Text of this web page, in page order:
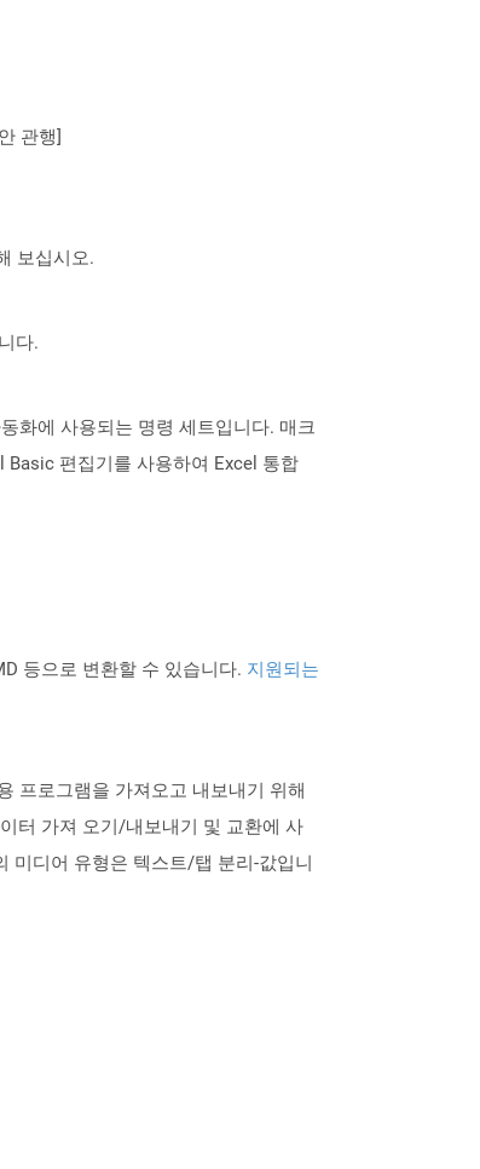
관행]
보십시오.
다.
화에 사용되는 명령 세트입니다. 매크
편집기를 사용하여 Excel 통합
등으로 변환할 수 있습니다. 지원되는
프로그램을 가져오고 내보내기 위해
터 가져 오기/내보내기 및 교환에 사
미디어 유형은 텍스트/탭 분리-값입니